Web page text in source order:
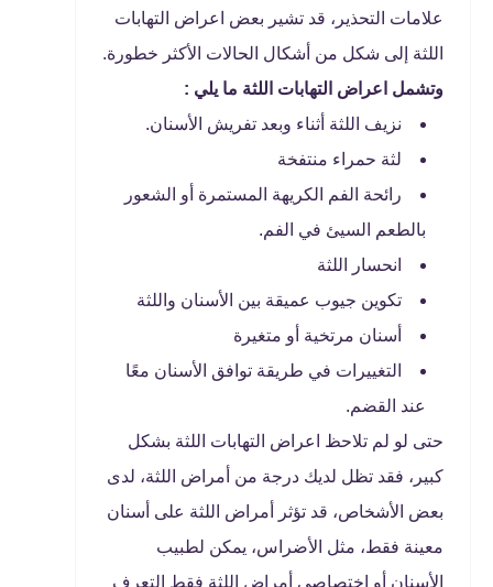
علامات التحذير، قد تشير بعض اعراض التهابات
اللثة إلى شكل من أشكال الحالات الأكثر خطورة.
وتشمل اعراض التهابات اللثة ما يلي :
نزيف اللثة أثناء وبعد تفريش الأسنان.
لثة حمراء منتفخة
رائحة الفم الكريهة المستمرة أو الشعور
بالطعم السيئ في الفم.
انحسار اللثة
تكوين جيوب عميقة بين الأسنان واللثة
أسنان مرتخية أو متغيرة
التغييرات في طريقة توافق الأسنان معًا
عند القضم.
حتى لو لم تلاحظ اعراض التهابات اللثة بشكل
كبير، فقد تظل لديك درجة من أمراض اللثة، لدى
بعض الأشخاص، قد تؤثر أمراض اللثة على أسنان
معينة فقط، مثل الأضراس، يمكن لطبيب
الأسنان أو اختصاصي أمراض اللثة فقط التعرف